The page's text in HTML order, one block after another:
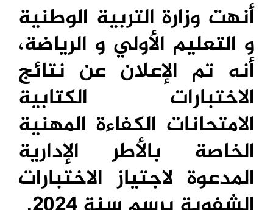
أنهت وزارة التربية الوطنية
و التعليم الأولي و الرياضة،
أنه تم الإعلان عن نتائج
الاختبارات الكتابية
الامتحانات الكفاءة المهنية
الخاصة بالأطر الإدارية
المدعوة لاجتياز الاختبارات